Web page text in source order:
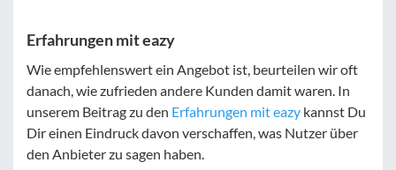
Erfahrungen mit eazy
Wie empfehlenswert ein Angebot ist, beurteilen wir oft
danach, wie zufrieden andere Kunden damit waren. In
unserem Beitrag zu den Erfahrungen mit eazy kannst Du
Dir einen Eindruck davon verschaffen, was Nutzer über
den Anbieter zu sagen haben.